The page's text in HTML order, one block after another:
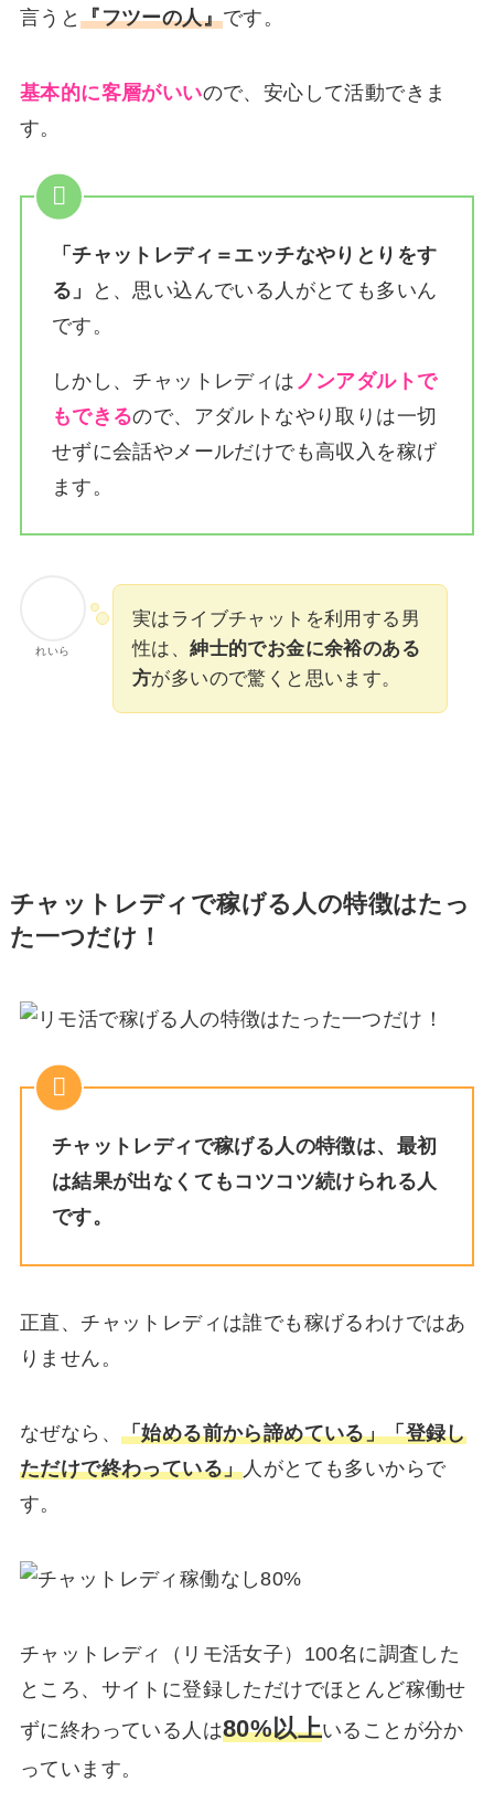
言うと『フツーの人』です。
基本的に客層がいいので、安心して活動できま
す。
「チャットレディ＝エッチなやりとりをす
る」
と、思い込んでいる人がとても多いん
です。
しかし、チャットレディは ノンアダルトで
もできるので、アダルトなやり取りは一切
せずに会話やメールだけでも高収入を稼げ
ます。
れいら
実はライブチャットを利用する男
性は、紳士的でお金に余裕のある
方が多いので驚くと思います。
チャットレディで稼げる人の特徴はたっ
た一つだけ！
チャットレディで稼げる人の特徴は、最初
は結果が出なくてもコツコツ続けられる人
です。
正直、チャットレディは誰でも稼げるわけではあ
りません。
なぜなら、 「始める前から諦めている」「登録し
ただけで終わっている」人がとても多いからで
す。
チャットレディ（リモ活女子）100名に調査した
ところ、サイトに登録しただけでほとんど稼働せ
ずに終わっている人は80%以上いることが分か
っています。